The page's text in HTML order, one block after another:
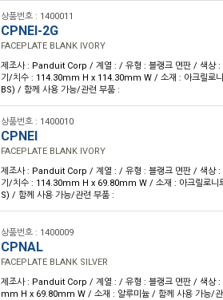
상품번호 : 1400011
CPNEI-2G
FACEPLATE BLANK IVORY
제조사 : Panduit Corp / 계열 : / 유형 : 블랭크 면판 / 색상 :
기/치수 : 114.30mm H x 114.30mm W / 소재 : 아크릴로니
BS) / 함께 사용 가능/관련 부품 :
상품번호 : 1400010
CPNEI
FACEPLATE BLANK IVORY
제조사 : Panduit Corp / 계열 : / 유형 : 블랭크 면판 / 색상 :
기/치수 : 114.30mm H x 69.80mm W / 소재 : 아크릴로니
S) / 함께 사용 가능/관련 부품 :
상품번호 : 1400009
CPNAL
FACEPLATE BLANK SILVER
제조사 : Panduit Corp / 계열 : / 유형 : 블랭크 면판 / 색상
mm H x 69.80mm W / 소재 : 알루미늄 / 함께 사용 가능/